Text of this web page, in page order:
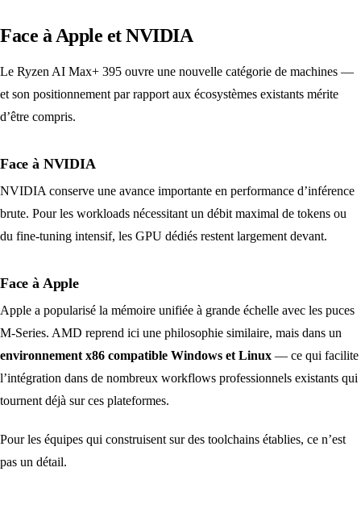
Face à Apple et NVIDIA
Le Ryzen AI Max+ 395 ouvre une nouvelle catégorie de machines —
et son positionnement par rapport aux écosystèmes existants mérite
d’être compris.
Face à NVIDIA
NVIDIA conserve une avance importante en performance d’inférence
brute. Pour les workloads nécessitant un débit maximal de tokens ou
du fine-tuning intensif, les GPU dédiés restent largement devant.
Face à Apple
Apple a popularisé la mémoire unifiée à grande échelle avec les puces
M-Series. AMD reprend ici une philosophie similaire, mais dans un
environnement x86 compatible Windows et Linux — ce qui facilite
l’intégration dans de nombreux workflows professionnels existants qui
tournent déjà sur ces plateformes.
Pour les équipes qui construisent sur des toolchains établies, ce n’est
pas un détail.